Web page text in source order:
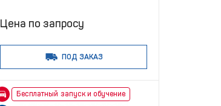
Цена по запросу
ПОД ЗАКАЗ
Бесплатный запуск и обучение